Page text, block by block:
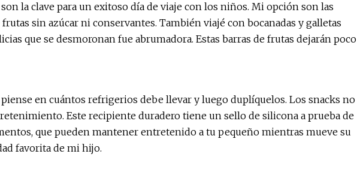
la clave para un exitoso día de viaje con los niños. Mi opción son las
sin azúcar ni conservantes. También viajé con bocanadas y galletas
que se desmoronan fue abrumadora. Estas barras de frutas dejarán poco
en cuántos refrigerios debe llevar y luego duplíquelos. Los snacks no
Este recipiente duradero tiene un sello de silicona a prueba de
que pueden mantener entretenido a tu pequeño mientras mueve su
favorita de mi hijo.